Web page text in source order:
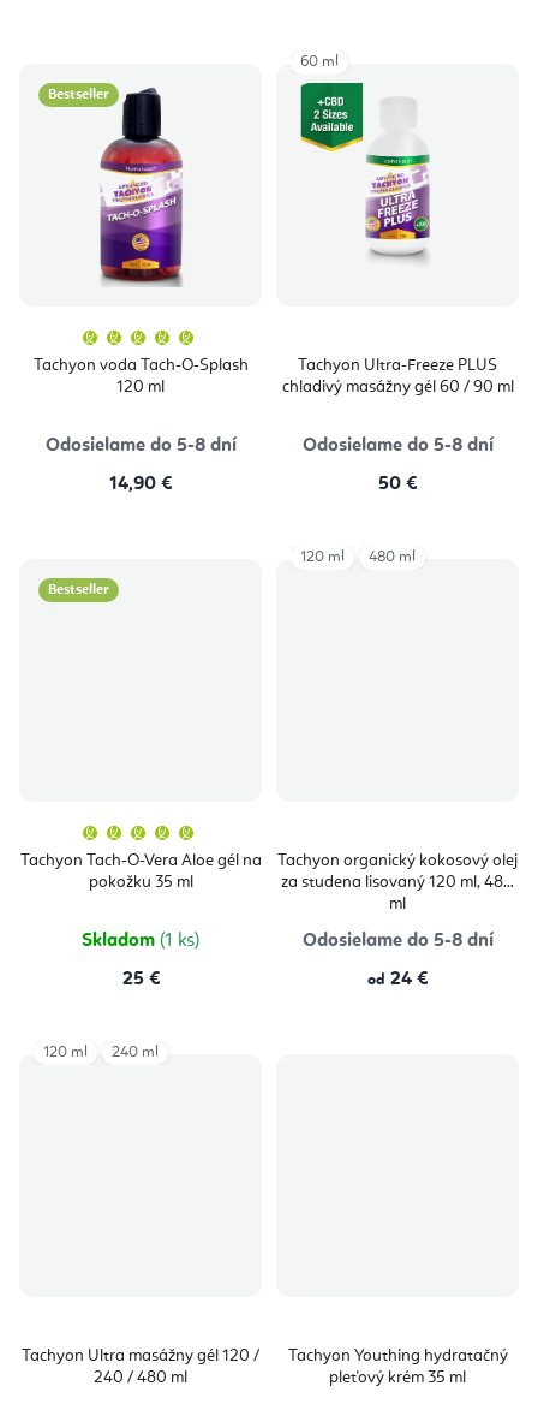
Bestseller
Tachyon voda Tach-O-Splash
120 ml
produktu
je
hviezdičiek.
Odosielame do 5-8 dní
14,90 €
Tachyon Ultra-Freeze PLUS
chladivý masážny gél 60 / 90 ml
Odosielame do 5-8 dní
50 €
60 ml
Bestseller
Tachyon Tach-O-Vera Aloe gél na
pokožku 35 ml
produktu
je
Skladom (1 ks)
25 €
Tachyon organický kokosový olej
za studena lisovaný 120 ml, 480
ml
Odosielame do 5-8 dní
od 24 €
120 ml 480 ml
Tachyon Ultra masážny gél 120 /
240 / 480 ml
120 ml 240 ml
Tachyon Youthing hydratačný
pleťový krém 35 ml